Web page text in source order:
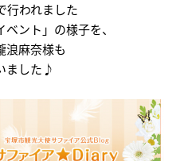
行われました
ント」の様子を、
浪麻奈様も
ました♪